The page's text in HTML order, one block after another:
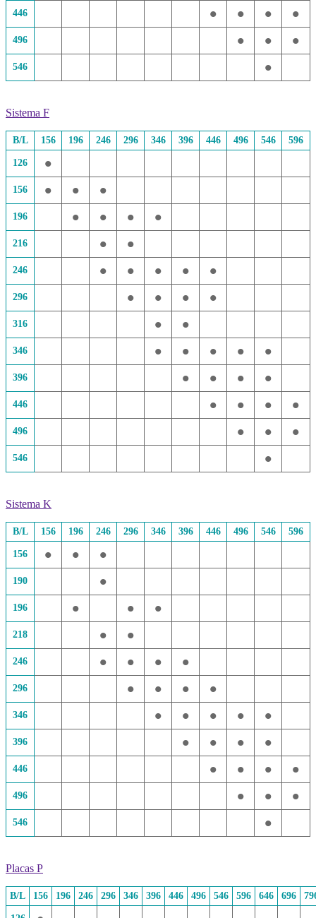
446 • • • •
496 • • •
546 •
Sistema F
B/L 156 196 246 296 346 396 446 496 546 596
126 •
156 • • •
196 • • • •
216 • •
246 • • • • •
296 • • • •
316 • •
346 • • • • •
396 • • • •
446 • • • •
496 • • •
546 •
Sistema K
B/L 156 196 246 296 346 396 446 496 546 596
156 • • •
190 •
196 • • •
218 • •
246 • • • •
296 • • • •
346 • • • • •
396 • • • •
446 • • • •
496 • • •
546 •
Placas P
B/L 156 196 246 296 346 396 446 496 546 596 646 696